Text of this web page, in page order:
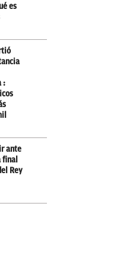
es
:
ante
final
Rey